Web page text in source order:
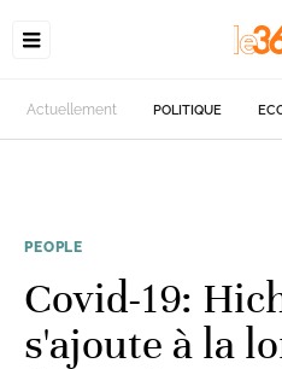
Actuellement POLITIQUE
PEOPLE
Covid-19:
s'ajoute à la